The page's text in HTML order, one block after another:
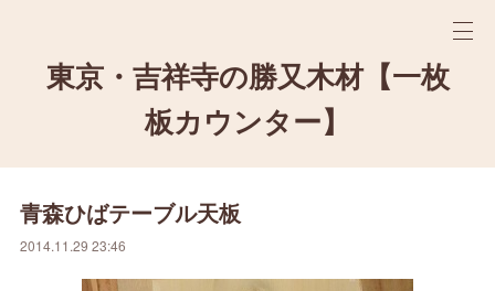
東京・吉祥寺の勝又木材【一枚
板カウンター】
青森ひばテーブル天板
2014.11.29 23:46